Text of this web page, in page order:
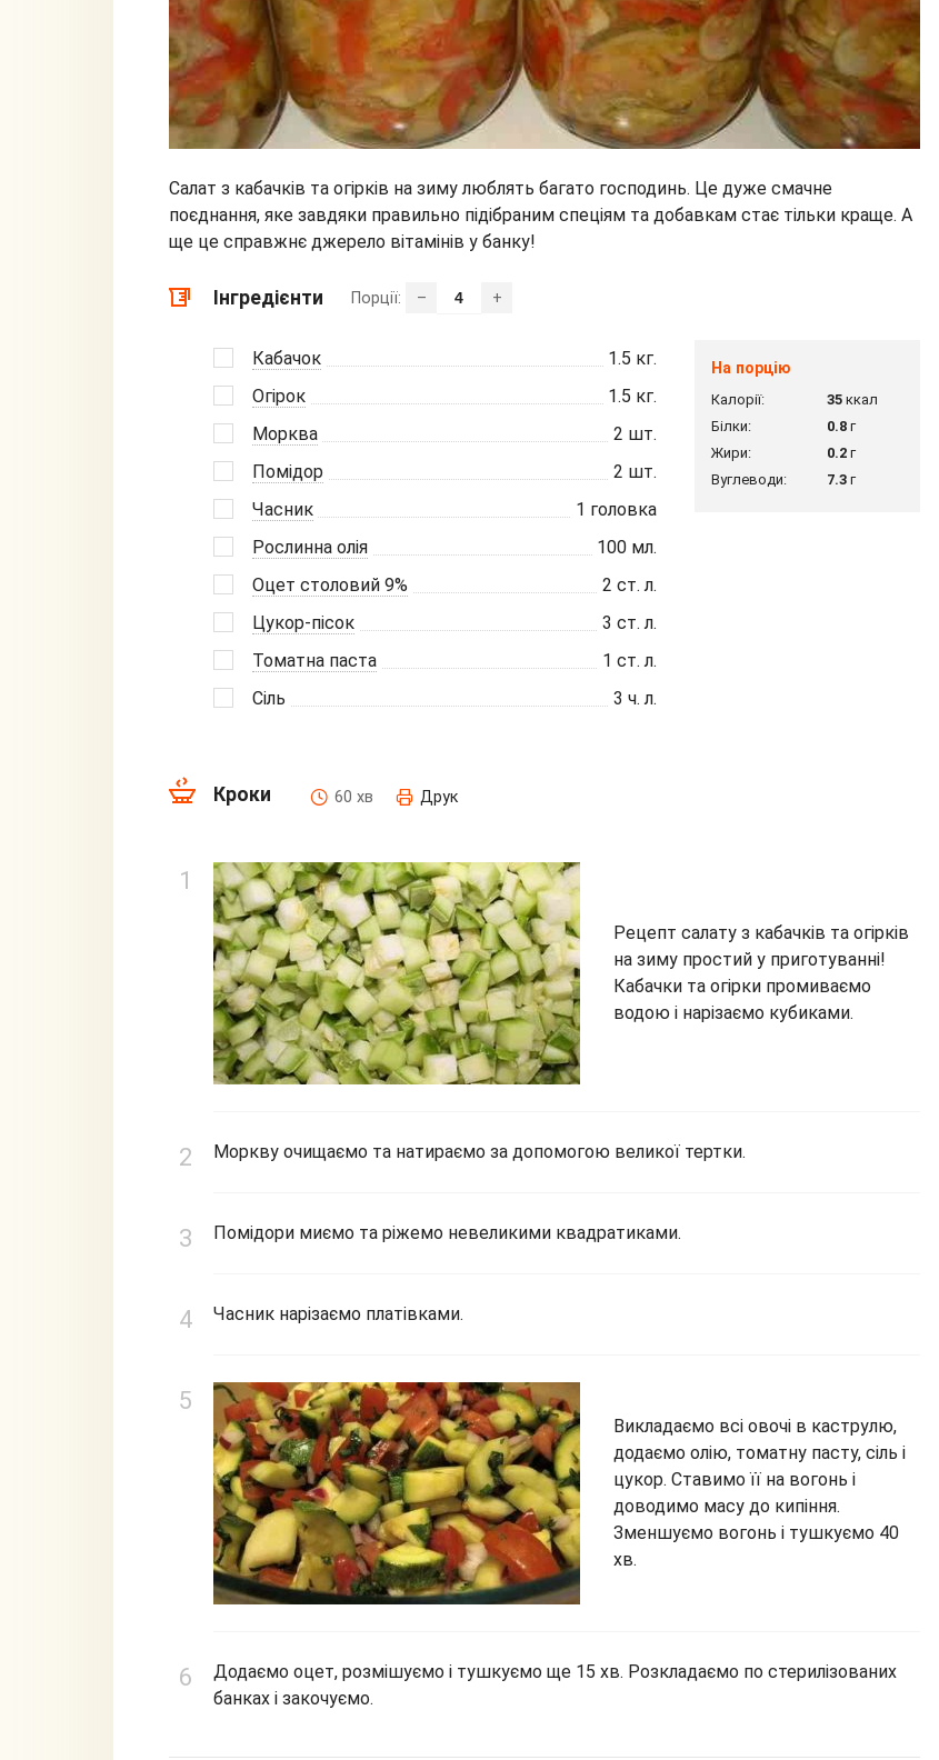
Салат з кабачків та огірків на зиму люблять багато господинь. Це дуже смачне
поєднання, яке завдяки правильно підібраним спеціям та добавкам стає тільки краще. А
ще це справжнє джерело вітамінів у банку!
Інгредієнти Порції: – +
Кабачок 1.5 кг.
Огірок
1.5 кг.
Морква
2 шт.
Помідор
2 шт.
Часник
1 головка
Рослинна олія
100 мл.
Оцет столовий 9%
2 ст. л.
Цукор-пісок
3 ст. л.
Томатна паста
1 ст. л.
Сіль
3 ч. л.
На порцію
Калорії: 35ккал
Білки:
0.8г
Жири:
0.2г
Вуглеводи:
7.3г
Кроки 60 хв Друк
Рецепт салату з кабачків та огірків
на зиму простий у приготуванні!
Кабачки та огірки промиваємо
водою і нарізаємо кубиками.
Моркву очищаємо та натираємо за допомогою великої тертки.
Помідори миємо та ріжемо невеликими квадратиками.
Часник нарізаємо платівками.
Викладаємо всі овочі в каструлю,
додаємо олію, томатну пасту, сіль і
цукор. Ставимо її на вогонь і
доводимо масу до кипіння.
Зменшуємо вогонь і тушкуємо 40
хв.
Додаємо оцет, розмішуємо і тушкуємо ще 15 хв. Розкладаємо по стерилізованих
банках і закочуємо.